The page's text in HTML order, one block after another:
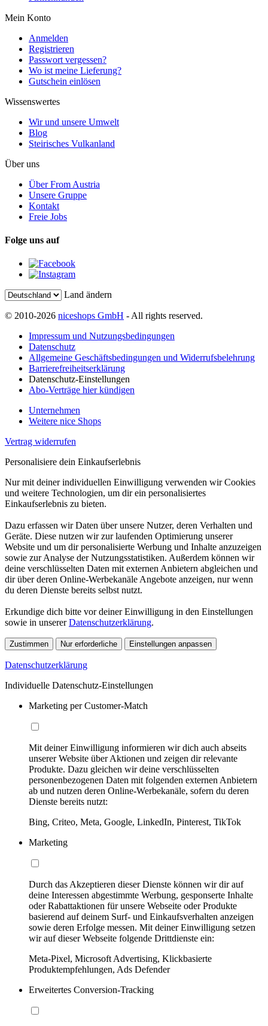
Mein Konto
Anmelden
Registrieren
Passwort vergessen?
Wo ist meine Lieferung?
Gutschein einlösen
Wissenswertes
Wir und unsere Umwelt
Blog
Steirisches Vulkanland
Über uns
Über From Austria
Unsere Gruppe
Kontakt
Freie Jobs
Folge uns auf
Land ändern
© 2010-2026 niceshops GmbH - All rights reserved.
Impressum und Nutzungsbedingungen
Datenschutz
Allgemeine Geschäftsbedingungen und Widerrufsbelehrung
Barrierefreiheitserklärung
Datenschutz-Einstellungen
Abo-Verträge hier kündigen
Unternehmen
Weitere nice Shops
Vertrag widerrufen
Personalisiere dein Einkaufserlebnis
Nur mit deiner individuellen Einwilligung verwenden wir Cookies
und weitere Technologien, um dir ein personalisiertes
Einkaufserlebnis zu bieten.
Dazu erfassen wir Daten über unsere Nutzer, deren Verhalten und
Geräte. Diese nutzen wir zur laufenden Optimierung unserer
Website und um dir personalisierte Werbung und Inhalte anzuzeigen
sowie zur Analyse der Nutzungsstatistiken. Außerdem können wir
deine verschlüsselten Daten mit externen Anbietern abgleichen und
dir über deren Online-Werbekanäle Angebote anzeigen, nur wenn
du deren Dienste bereits selbst nutzt.
Erkundige dich bitte vor deiner Einwilligung in den Einstellungen
sowie in unsererDatenschutzerklärung.
Zustimmen Nur erforderliche Einstellungen anpassen
Datenschutzerklärung
Individuelle Datenschutz-Einstellungen
Marketing per Customer-Match
Mit deiner Einwilligung informieren wir dich auch abseits
unserer Website über Aktionen und zeigen dir relevante
Produkte. Dazu gleichen wir deine verschlüsselten
personenbezogenen Daten mit folgenden externen Anbietern
ab und nutzen deren Online-Werbekanäle, sofern du deren
Dienste bereits nutzt:
Bing, Criteo, Meta, Google, LinkedIn, Pinterest, TikTok
Marketing
Durch das Akzeptieren dieser Dienste können wir dir auf
deine Interessen abgestimmte Werbung, gesponserte Inhalte
oder Rabattaktionen für unsere Webseite oder Produkte
basierend auf deinem Surf- und Einkaufsverhalten anzeigen
sowie deren Erfolge messen. Mit deiner Einwilligung setzen
wir auf dieser Webseite folgende Drittdienste ein:
Meta-Pixel, Microsoft Advertising, Klickbasierte
Produktempfehlungen, Ads Defender
Erweitertes Conversion-Tracking